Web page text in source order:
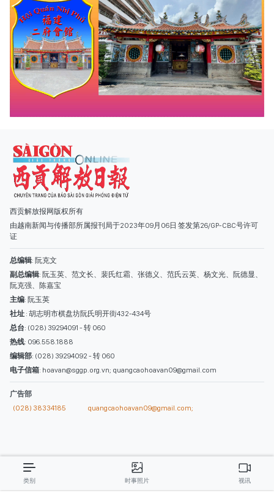
西贡解放报网版权所有
由越南新闻与传播部所属报刊局于2023年09月06日 签发第26/GP-CBC号许可
副总编辑: 阮玉英、范文长、裴氏红霜、张德义、范氏云英、杨文光、阮德显、
阮克强、陈嘉宝
主编: 阮玉英
社址: 胡志明市棋盘坊阮氏明开街432-434号
总台: (028) 39294091 - 转 060
热线: 096.558.1888
编辑部: (028) 39294092 - 转 060
电子信箱
广告部
(028) 38334185
quangcaohoavan09@gmail.com;
类别